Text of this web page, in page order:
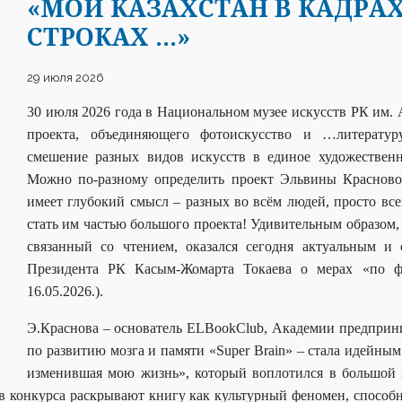
«МОЙ КАЗАХСТАН В
СТРОКАХ …»
29 июля 2026
30 июля 2026 года в Национальном музее искусств РК им.
проекта, объединяющего фотоискусство и
смешение разных видов искусств в единое
Можно по-разному определить проект Эльвины
имеет глубокий смысл – разных во всём людей, просто
стать им частью большого проекта! Удивительным
связанный со чтением, оказался сегодня актуальным
Президента РК Касым-Жомарта Токаева о мерах «по
16.05.2026.).
Э.Краснова – основатель ELBookClub, Академии
по развитию мозга и памяти «Super Brain» – стала
изменившая мою жизнь», который воплотился в
раскрывают книгу как культурный феномен,